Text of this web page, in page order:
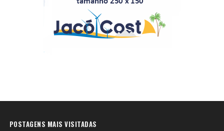
POSTAGENS MAIS VISITADAS